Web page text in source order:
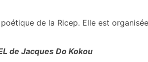
de la Ricep. Elle est organisée
de Jacques Do Kokou